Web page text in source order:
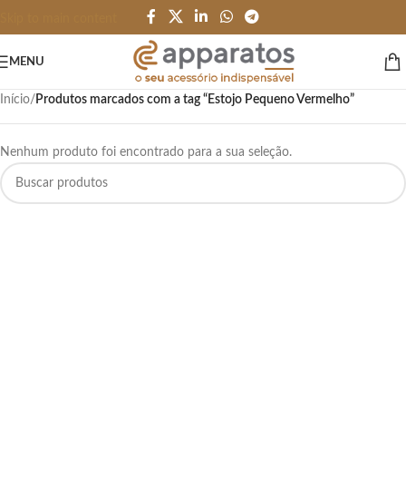
MENU
Início/ Produtos marcados com a tag “Estojo Pequeno Vermelho”
Nenhum produto foi encontrado para a sua seleção.